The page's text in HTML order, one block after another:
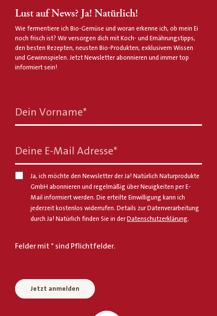
Lust auf News? Ja! Natürlich!
Wie fermentiere ich Bio-Gemüse und woran erkenne ich, ob mein Ei
noch frisch ist? Wir versorgen dich mit Koch- und Ernährungstipps,
den besten Rezepten, neusten Bio-Produkten, exklusivem Wissen
und Gewinnspielen. Jetzt Newsletter abonnieren und immer top
informiert sein!
Dein Vorname*
Deine E-Mail Adresse*
Ja, ich möchte den Newsletter der Ja! Natürlich Naturprodukte
GmbH abonnieren und regelmäßig über Neuigkeiten per E-
Mail informiert werden. Die erteilte Einwilligung kann ich
jederzeit kostenlos widerrufen. Details zur Datenverarbeitung
durch Ja! Natürlich finden Sie in derDatenschutzerklärung.
Felder mit * sind Pflichtfelder.
Jetzt anmelden